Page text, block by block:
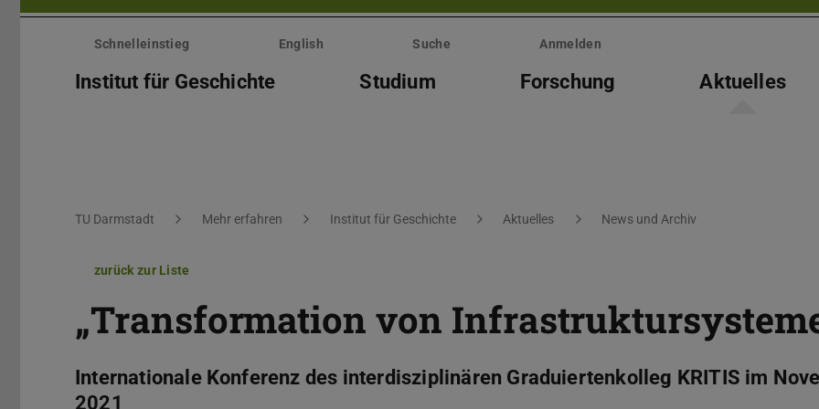
Menü
überspringenSchnelleinstieg English Suche Anmelden
Institut für Geschichte Studium Forschung Aktuelles
Sie befinden sich hier:
TU Darmstadt Mehr erfahren Institut für Geschichte Aktuelles News und Archiv
zurück zur Liste
„Transformation von
Internationale Konferenz des interdisziplinären Graduiertenkolleg KRITIS im
2021